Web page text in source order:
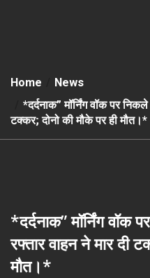
Home
News
*दर्दनाक” मॉर्निंग वॉक पर
टक्कर; दोनो की मौके पर ही मौत।*
*दर्दनाक” मॉर्निंग वॉक
रफ्तार वाहन ने मार दी
मौत।*